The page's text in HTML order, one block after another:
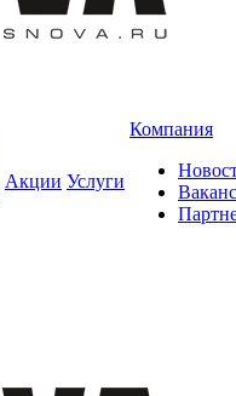
Акции Услуги
Компания